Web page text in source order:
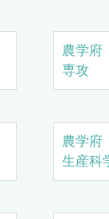
農学
専攻
農学
生産科